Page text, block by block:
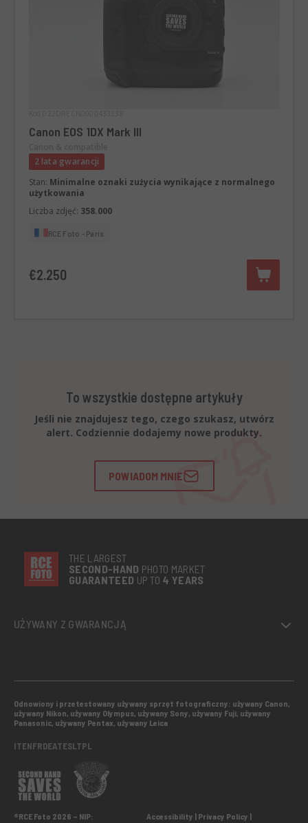
Canon EOS 1DX Mark III
2 lata gwarancji
Stan: Minimalne oznaki zużycia wynikające z normalnego
użytkowania
Liczba zdjęć: 358.000
RCE Foto - Paris
€2.250
To wszystkie dostępne artykuły
Jeśli nie znajdujesz tego, czego szukasz, utwórz
alert. Codziennie dodajemy nowe produkty.
POWIADOM MNIE
THE LARGEST
SECOND-HAND PHOTO MARKET
GUARANTEED UP TO 4 YEARS
UŻYWANY Z GWARANCJĄ
Odnowiony i przetestowany używany sprzęt fotograficzny: używany Canon,
używany Nikon, używany Olympus, używany Sony, używany Fuji, używany
Panasonic, używany Pentax, używany Leica
ITENFRDEATESLTPL
®RCE Foto 2026 – NIP:
Accessibility
Privacy Policy